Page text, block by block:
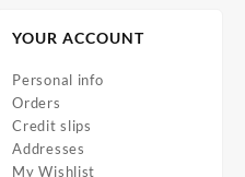
YOUR ACCOUNT
Personal info
Orders
Credit slips
Addresses
My Wishlist